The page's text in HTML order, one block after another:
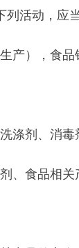
活动，应当
），食品
剂、消毒
食品相关